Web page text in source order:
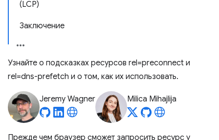
(LCP)
Заключение
Узнайте о подсказках ресурсов rel=preconnect и
rel=dns-prefetch и о том, как их использовать.
Jeremy Wagner Milica Mihajlija
Прежде чем браузер сможет запросить ресурс у